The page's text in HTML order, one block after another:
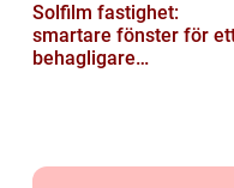
Solfilm fastighet:
smartare fönster för
behagligare